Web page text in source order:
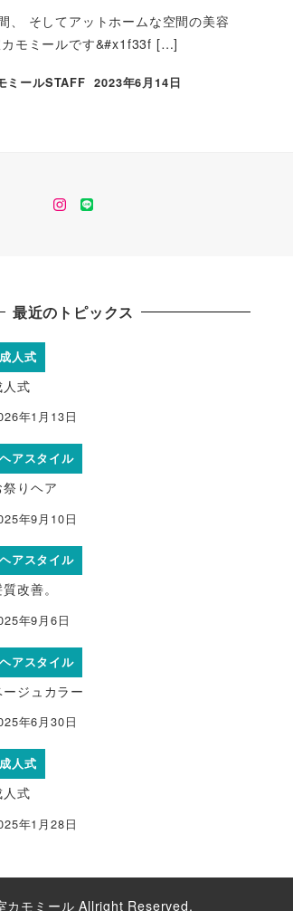
、 そしてアットホームな空間の美容
モミールです&#x1f33f […]
ミールSTAFF 2023年6月14日
instagram
line
最近のトピックス
成人式
人式
年1月13日
ヘアスタイル
祭りヘア
年9月10日
ヘアスタイル
改善。
年9月6日
ヘアスタイル
ージュカラー
年6月30日
成人式
人式
年1月28日
カモミール Allright Reserved.